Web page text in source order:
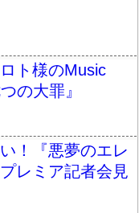
ト様のMusic
の大罪』
！『悪夢のエレ
レミア記者会見